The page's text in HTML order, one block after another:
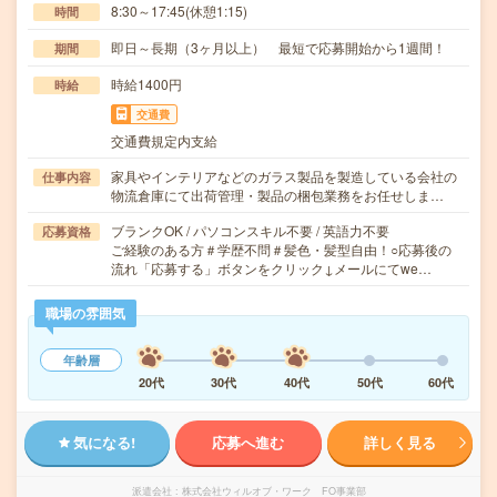
時間 8:30～17:45(休憩1:15)
期間 即日～長期（3ヶ月以上） 最短で応募開始から1週間！
時給 時給1400円
交通費
交通費規定内支給
仕事内容
家具やインテリアなどのガラス製品を製造している会社の
物流倉庫にて出荷管理・製品の梱包業務をお任せしま…
応募資格
ブランクOK / パソコンスキル不要 / 英語力不要
ご経験のある方＃学歴不問＃髪色・髪型自由！○応募後の
流れ「応募する」ボタンをクリック↓メールにてwe…
職場の雰囲気
年齢層
20代
30代 40代 50代 60代
気になる! 応募へ進む 詳しく見る
派遣会社 株式会社ウィルオブ・ワーク FO事業部